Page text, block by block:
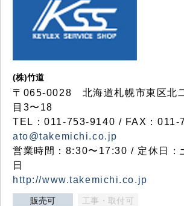
(株)竹道
〒065-0028 北海道札幌市東区北
目3〜18
TEL：011-753-9140 / FAX：011-
ato@takemichi.co.jp
営業時間：8:30〜17:30 / 定休日：
日
http://www.takemichi.co.jp
販売可 工事・取付可